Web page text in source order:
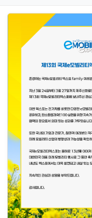
13th
제 13회 국
제주 신화월